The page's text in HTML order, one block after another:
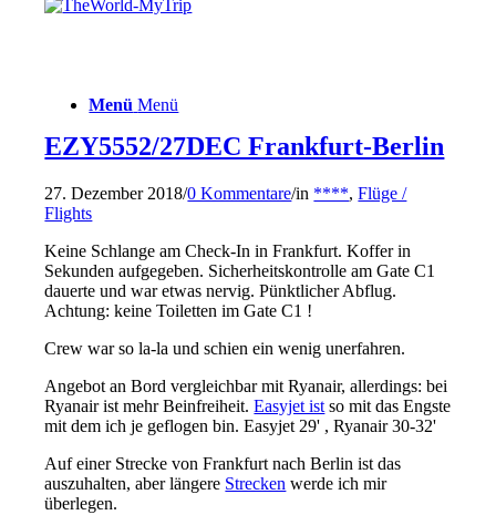
Menü Menü
EZY5552/27DEC Frankfurt-Berlin
27. Dezember 2018/0 Kommentare/in ****,Flüge /
Flights
Keine Schlange am Check-In in Frankfurt. Koffer in
Sekunden aufgegeben. Sicherheitskontrolle am Gate C1
dauerte und war etwas nervig. Pünktlicher Abflug.
Achtung: keine Toiletten im Gate C1 !
Crew war so la-la und schien ein wenig unerfahren.
Angebot an Bord vergleichbar mit Ryanair, allerdings: bei
Ryanair ist mehr Beinfreiheit.Easyjet ist so mit das Engste
mit dem ich je geflogen bin. Easyjet 29' , Ryanair 30-32'
Auf einer Strecke von Frankfurt nach Berlin ist das
auszuhalten, aber längere Strecken werde ich mir
überlegen.